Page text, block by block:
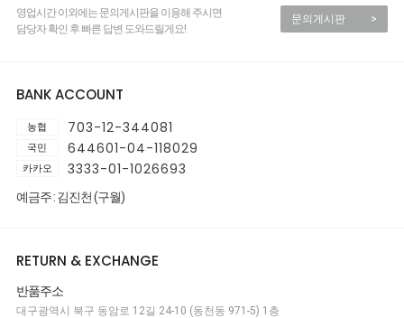
영업시간 이외에는 문의게시판을 이용해 주시면
담당자 확인 후 빠른 답변 도와드릴게요!
문의게시판 >
BANK ACCOUNT
농협 703-12-344081
국민 644601-04-118029
카카오 3333-01-1026693
예금주 : 김진천 (구월)
RETURN & EXCHANGE
반품주소
대구광역시 북구 동암로 12길 24-10 (동천동 971-5) 1층